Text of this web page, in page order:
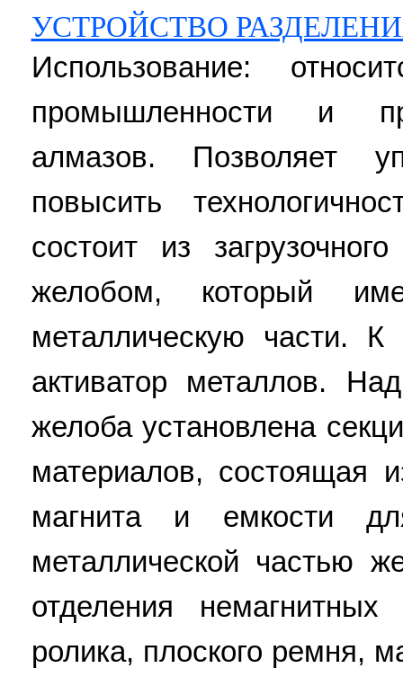
УСТРОЙСТВО
Использование:
промышленности и
алмазов. Позволяет
повысить
состоит из
желобом, который
металлическую части. К
активатор металлов.
желоба установлена
материалов, состоящая
магнита и емкости
металлической частью
отделения
ролика, плоского ремня,